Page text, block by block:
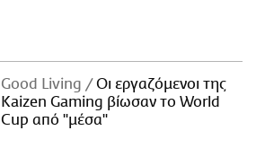
Good Living
Οι εργαζόμενοι της
Kaizen Gaming βίωσαν το World
Cup από "μέσα"